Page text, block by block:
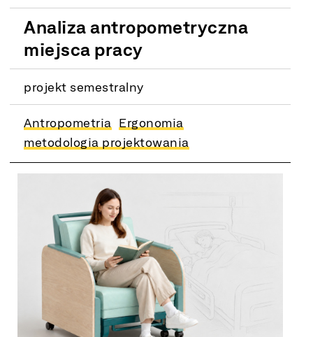
Analiza antropometryczna
miejsca pracy
projekt semestralny
Antropometria
Ergonomia
metodologia projektowania